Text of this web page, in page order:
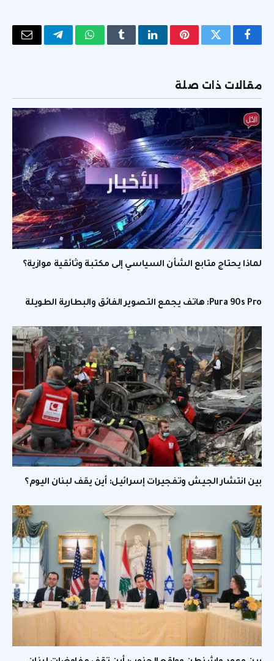
فيسبوكتويتر بينتيريستلينكدإنTumblrواتسابتيلقرامالبريد
مقالات ذات صلة
لماذا يحتاج متابع الشأن السياسي إلى مكتبة وثائقية موازية؟
Pura 90s Pro: هاتف يجمع التصوير الفائق والبطارية الطويلة
بين انتشار الجيش وتفجيرات إسرائيل: أين يقف لبنان اليوم؟